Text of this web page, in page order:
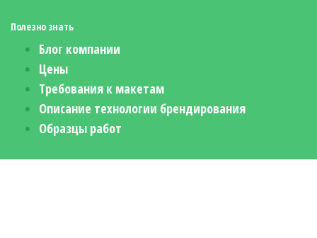
Полезно знать
Блог компании
Цены
Требования к макетам
Описание технологии брендирования
Образцы работ